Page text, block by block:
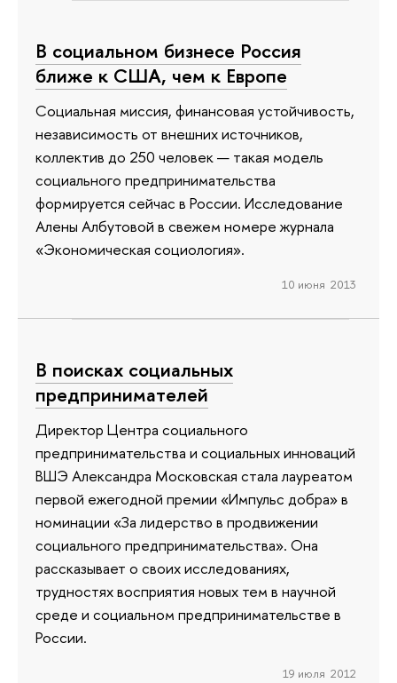
В социальном бизнесе Россия
ближе к США, чем к Европе
Социальная миссия, финансовая устойчивость,
независимость от внешних источников,
коллектив до 250 человек — такая модель
социального предпринимательства
формируется сейчас в России. Исследование
Алены Албутовой в свежем номере журнала
«Экономическая социология».
10 июня 2013
В поисках социальных
предпринимателей
Директор Центра социального
предпринимательства и социальных инноваций
ВШЭ Александра Московская стала лауреатом
первой ежегодной премии «Импульс добра» в
номинации «За лидерство в продвижении
социального предпринимательства». Она
рассказывает о своих исследованиях,
трудностях восприятия новых тем в научной
среде и социальном предпринимательстве в
России.
19 июля 2012